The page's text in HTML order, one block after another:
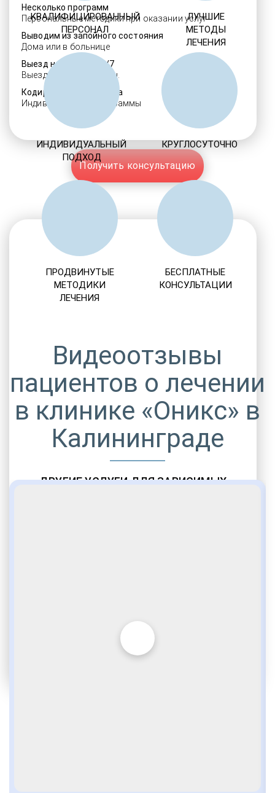
Несколько программ
Персональные методики при оказании услуг
Выводим из запойного состояния
Дома или в больнице
Выезд нарколога 24/7
Выезд в течение 30 мин.
Кодировка алкоголизма
Индивидуальные программы
Получить консультацию
ДРУГИЕ УСЛУГИ ДЛЯ ЗАВИСИМЫХ
КВАЛИФИЦИРОВАННЫЙ
ПЕРСОНАЛ
ЛУЧШИЕ
МЕТОДЫ
ЛЕЧЕНИЯ
ИНДИВИДУАЛЬНЫЙ
ПОДХОД
КРУГЛОСУТОЧНО
ПРОДВИНУТЫЕ
МЕТОДИКИ
ЛЕЧЕНИЯ
БЕСПЛАТНЫЕ
КОНСУЛЬТАЦИИ
Видеоотзывы
пациентов о лечении
в клинике «Оникс» в
Калининграде